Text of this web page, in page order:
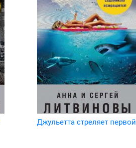
Джульетта стреляет первой